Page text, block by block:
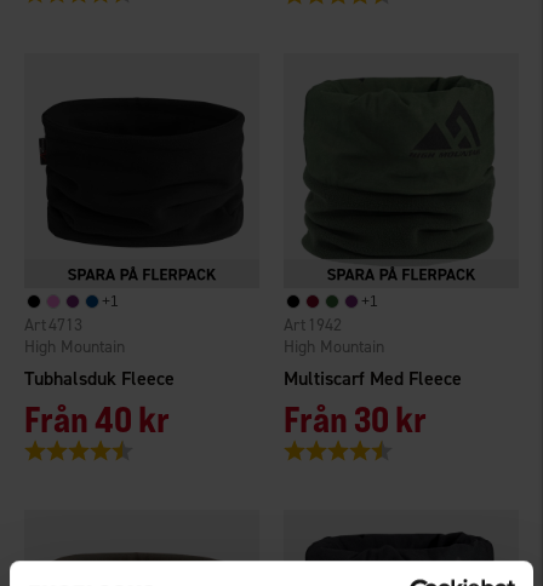
+1
Tubhalsduk Fleece
High Mountain
4713
Från40 kr
Betyg:
+1
Multiscarf Med Fleece
High Mountain
1942
Från30 kr
Betyg: